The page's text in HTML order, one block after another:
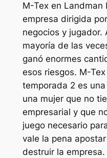
M-Tex en Landman
empresa dirigida
negocios y jugador.
mayoría de las
ganó enormes
esos riesgos. M-Tex
temporada 2 es
una mujer que no
empresarial y que
juego necesario
vale la pena
destruir la empresa.